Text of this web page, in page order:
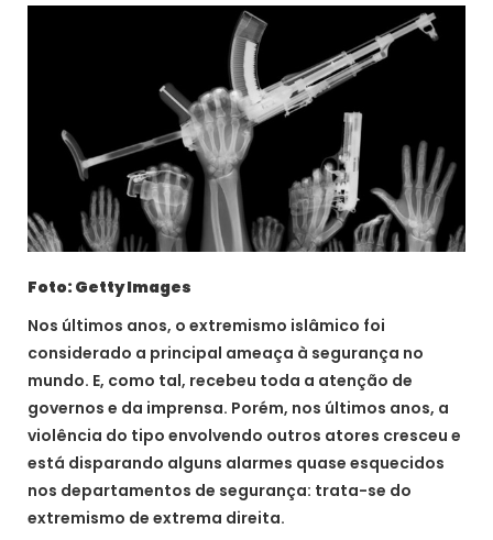
Foto: Getty Images
Nos últimos anos, o extremismo islâmico foi
considerado a principal ameaça à segurança no
mundo. E, como tal, recebeu toda a atenção de
governos e da imprensa. Porém, nos últimos anos, a
violência do tipo envolvendo outros atores cresceu e
está disparando alguns alarmes quase esquecidos
nos departamentos de segurança: trata-se do
extremismo de extrema direita.